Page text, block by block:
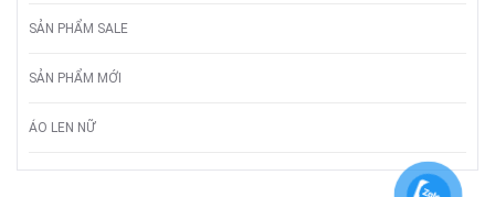
SẢN PHẨM SALE
SẢN PHẨM MỚI
ÁO LEN NỮ